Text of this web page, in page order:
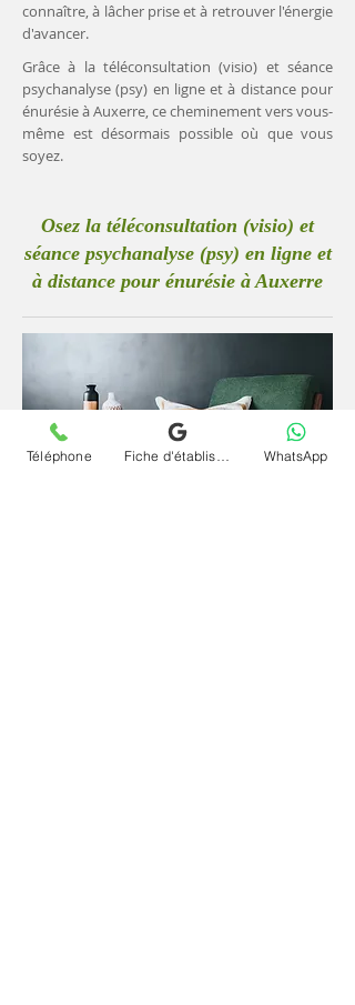
connaître, à lâcher prise et à retrouver l'énergie
d'avancer.
Grâce à la téléconsultation (visio) et séance
psychanalyse (psy) en ligne et à distance pour
énurésie à Auxerre, ce cheminement vers vous-
même est désormais possible où que vous
soyez.
Osez la téléconsultation (visio) et
séance psychanalyse (psy) en ligne et
à distance pour énurésie à Auxerre
Téléphone WhatsApp